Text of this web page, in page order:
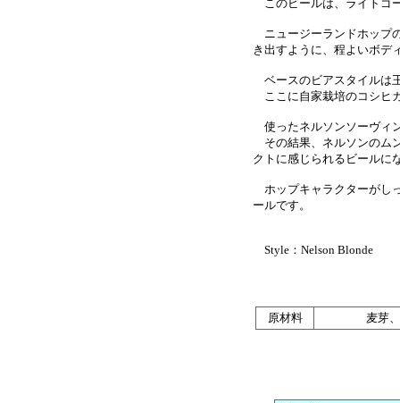
このビールは、ライトゴ
ニュージーランドホップ
き出すように、程よいボデ
ベースのビアスタイルは
ここに自家栽培のコシヒ
使ったネルソンソーヴィ
その結果、ネルソンのム
クトに感じられるビールに
ホップキャラクターがし
ールです。
Style：Nelson Blonde
原材料 麦芽